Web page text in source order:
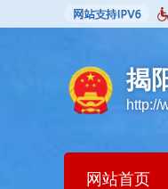
揭
http://
网站首页